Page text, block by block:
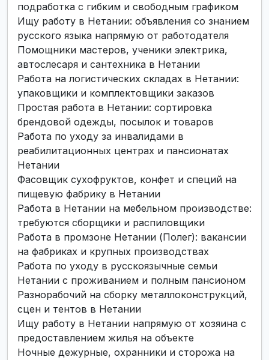
подработка с гибким и свободным графиком
Ищу работу в Нетании: объявления со знанием
русского языка напрямую от работодателя
Помощники мастеров, ученики электрика,
автослесаря и сантехника в Нетании
Работа на логистических складах в Нетании:
упаковщики и комплектовщики заказов
Простая работа в Нетании: сортировка
брендовой одежды, посылок и товаров
Работа по уходу за инвалидами в
реабилитационных центрах и пансионатах
Нетании
Фасовщик сухофруктов, конфет и специй на
пищевую фабрику в Нетании
Работа в Нетании на мебельном производстве:
требуются сборщики и распиловщики
Работа в промзоне Нетании (Полег): вакансии
на фабриках и крупных производствах
Работа по уходу в русскоязычные семьи
Нетании с проживанием и полным пансионом
Разнорабочий на сборку металлоконструкций,
сцен и тентов в Нетании
Ищу работу в Нетании напрямую от хозяина с
предоставлением жилья на объекте
Ночные дежурные, охранники и сторожа на